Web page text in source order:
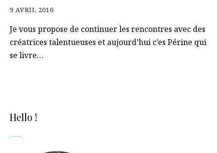
9 AVRIL 2016
Je vous propose de continuer les rencontres avec des
créatrices talentueuses et aujourd’hui c’es Périne qui
se livre…
Hello !